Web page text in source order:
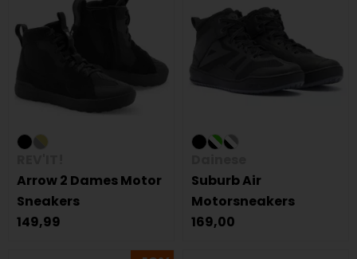
Arrow 2 Dames Motor
Sneakers
149,99
Suburb Air
Motorsneakers
169,00